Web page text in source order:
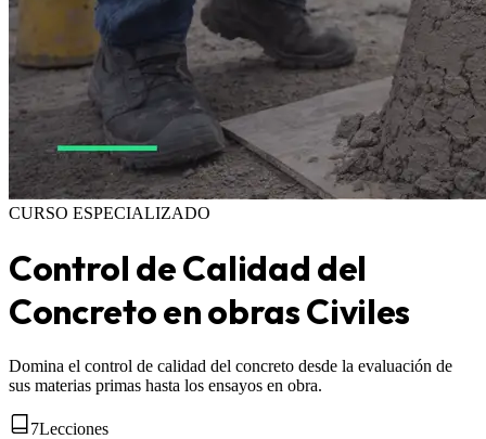
CURSO ESPECIALIZADO
Control de Calidad del
Concreto en obras Civiles
Domina el control de calidad del concreto desde la evaluación de
sus materias primas hasta los ensayos en obra.
7Lecciones